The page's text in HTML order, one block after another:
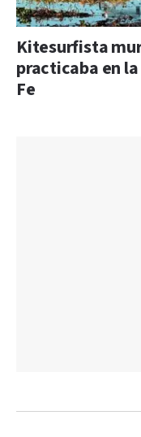
Kitesurfista
practicaba en
Fe